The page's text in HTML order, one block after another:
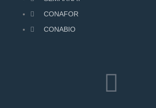
CONAFOR
CONABIO